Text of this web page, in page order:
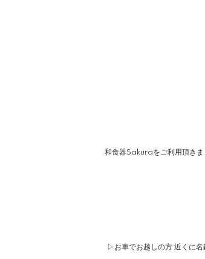
和食器Sakuraをご利用頂きま
▷お車でお越しの方 近くに名